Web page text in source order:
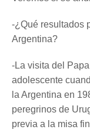
-¿Qué resultados
Argentina?
-La visita del
adolescente
la Argentina en
peregrinos de
previa a la misa